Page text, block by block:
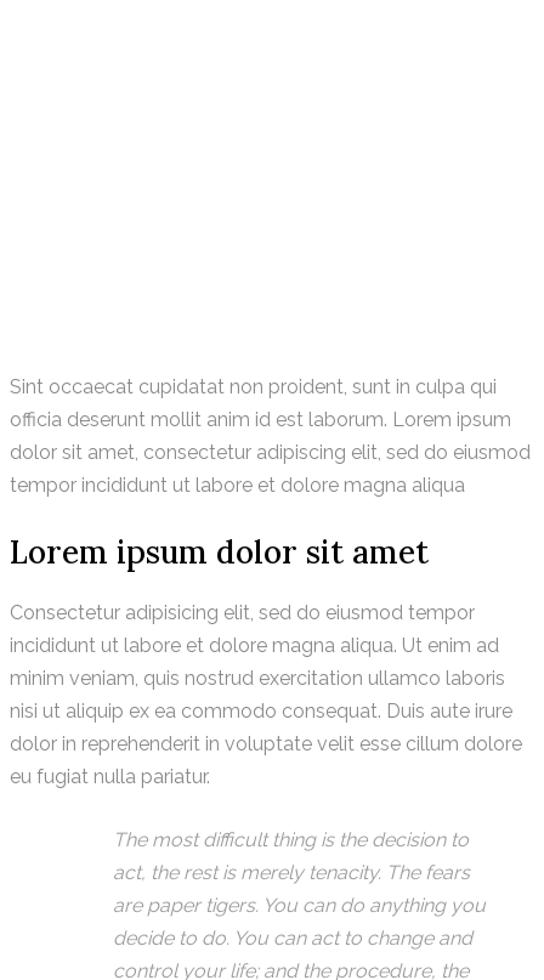
Sint occaecat cupidatat non proident, sunt in culpa qui
officia deserunt mollit anim id est laborum. Lorem ipsum
dolor sit amet, consectetur adipiscing elit, sed do eiusmod
tempor incididunt ut labore et dolore magna aliqua
Lorem ipsum dolor sit amet
Consectetur adipisicing elit, sed do eiusmod tempor
incididunt ut labore et dolore magna aliqua. Ut enim ad
minim veniam, quis nostrud exercitation ullamco laboris
nisi ut aliquip ex ea commodo consequat. Duis aute irure
dolor in reprehenderit in voluptate velit esse cillum dolore
eu fugiat nulla pariatur.
The most difficult thing is the decision to
act, the rest is merely tenacity. The fears
are paper tigers. You can do anything you
decide to do. You can act to change and
control your life; and the procedure, the